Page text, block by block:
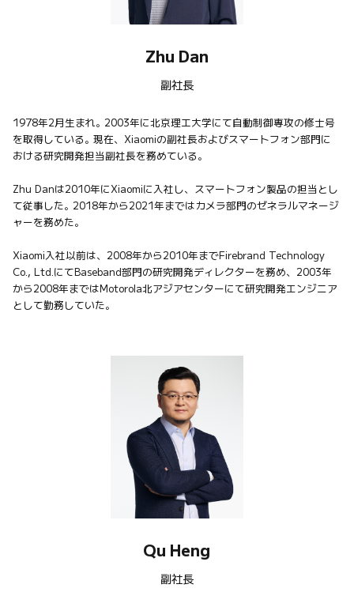
Zhu Dan
副社長
1978年2月生まれ。2003年に北京理工大学にて自動制御専攻の修士号
を取得している。現在、Xiaomiの副社長およびスマートフォン部門に
おける研究開発担当副社長を務めている。
Zhu Danは2010年にXiaomiに入社し、スマートフォン製品の担当とし
て従事した。2018年から2021年まではカメラ部門のゼネラルマネージ
ャーを務めた。
Xiaomi入社以前は、2008年から2010年までFirebrand Technology
Co., Ltd.にてBaseband部門の研究開発ディレクターを務め、2003年
から2008年まではMotorola北アジアセンターにて研究開発エンジニア
として勤務していた。
Qu Heng
副社長